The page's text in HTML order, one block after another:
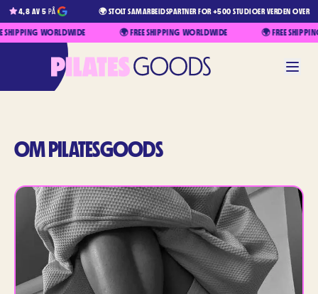
4,8 AV 5 PÅ 🌍 STOLT SAMARBEIDSPARTNER FOR +500 STUDIOER VERDEN OVER
SHIPPING WORLDWIDE 🌍 FREE SHIPPING WORLDWIDE 🌍 FREE
OM PILATESGOODS